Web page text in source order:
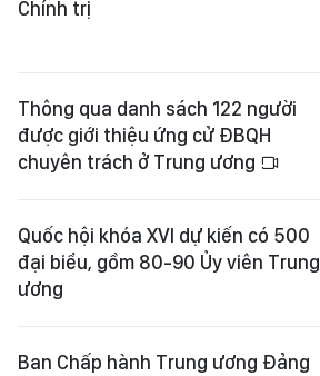
Chính trị
Thông qua danh sách 122 người
được giới thiệu ứng cử ĐBQH
chuyên trách ở Trung ương
Quốc hội khóa XVI dự kiến có 500
đại biểu, gồm 80-90 Ủy viên Trung
ương
Ban Chấp hành Trung ương Đảng